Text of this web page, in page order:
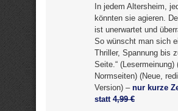
In jedem Altersheim,
könnten sie agieren.
ist unerwartet und
So wünscht man sich
Thriller, Spannung bis
Seite.“ (Lesermeinung)
Normseiten) (Neue,
Version) – nur kurze
statt 4,99 €